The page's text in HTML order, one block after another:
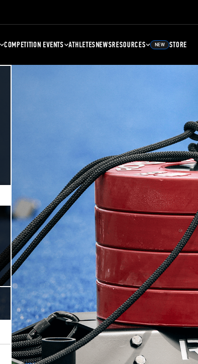
COMPETITION EVENTS ATHLETESNEWSRESOURCES NEW STORE